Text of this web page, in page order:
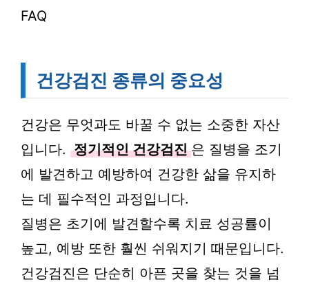
FAQ
건강검진 종류의 중요성
건강은 무엇과도 바꿀 수 없는 소중한 자산
입니다. 정기적인 건강검진 은 질병을 조기
에 발견하고 예방하여 건강한 삶을 유지하
는 데 필수적인 과정입니다.
질병은 초기에 발견할수록 치료 성공률이
높고, 예방 또한 훨씬 쉬워지기 때문입니다.
건강검진은 단순히 아픈 곳을 찾는 것을 넘